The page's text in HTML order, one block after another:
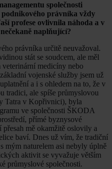
společnosti
právníka vždy
profese ovlivnila náhoda a v
naplňující?
právníka určitě neuvažoval.
stát se soudcem, ale měl
veterinární medicíny nebo
vojenské služby jsem už
a i s ohledem na to, že v
tradici, ale spíše průmyslovou
Tatra v Kopřivnici), byla
ve společnosti ŠKODA
přímé byznysové
mě okamžitě oslovily a
baví. Dnes už vím, že tradiční
mým naturelem asi nebyly úplně
aktivit se vyvažuje větším
průmyslové společnosti.